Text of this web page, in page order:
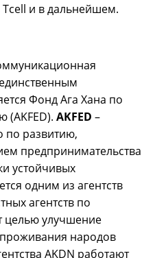
Tcell и в дальнейшем.
Фонд Ага Хана по
(AKFED). AKFED –
по развитию,
предпринимательства
устойчивых
одним из агентств
агентств по
целью улучшение
народов
AKDN работают